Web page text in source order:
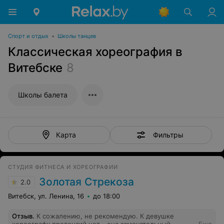
Спорт и отдых • Школы танцев
Классическая хореография в
Витебске 8
Школы балета
Карта Фильтры
СТУДИЯ ФИТНЕСА И ХОРЕОГРАФИИ
2.0 Золотая Стрекоза
Витебск, ул. Ленина, 16 до 18:00
Отзыв. К сожалению, не рекомендую. К девушке